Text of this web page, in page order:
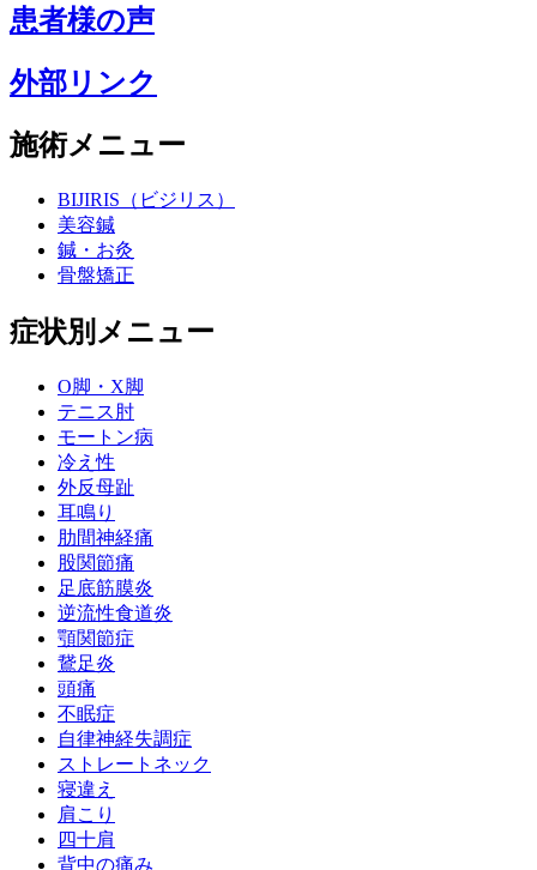
患者様の声
外部リンク
施術メニュー
BIJIRIS（ビジリス）
美容鍼
鍼・お灸
骨盤矯正
症状別メニュー
O脚・X脚
テニス肘
モートン病
冷え性
外反母趾
耳鳴り
肋間神経痛
股関節痛
足底筋膜炎
逆流性食道炎
顎関節症
鵞足炎
頭痛
不眠症
自律神経失調症
ストレートネック
寝違え
肩こり
四十肩
背中の痛み